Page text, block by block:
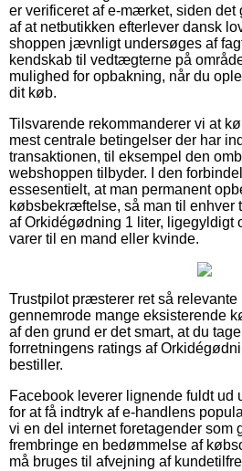
er verificeret af e-mærket, siden det
af at netbutikken efterlever dansk
shoppen jævnligt undersøges af
kendskab til vedtægterne på
mulighed for opbakning, når du
dit køb.
Tilsvarende rekommanderer vi at
mest centrale betingelser der har
transaktionen, til eksempel den
webshoppen tilbyder. I den
essesentielt, at man permanent
købsbekræftelse, så man til enhver
af Orkidégødning 1 liter, ligegyldigt
varer til en mand eller kvinde.
Trustpilot præsterer ret så relevante
gennemrode mange eksisterende
af den grund er det smart, at du
forretningens ratings af
bestiller.
Facebook leverer lignende fuldt
for at få indtryk af e-handlens
vi en del internet foretagender som
frembringe en bedømmelse af
må bruges til afvejning af